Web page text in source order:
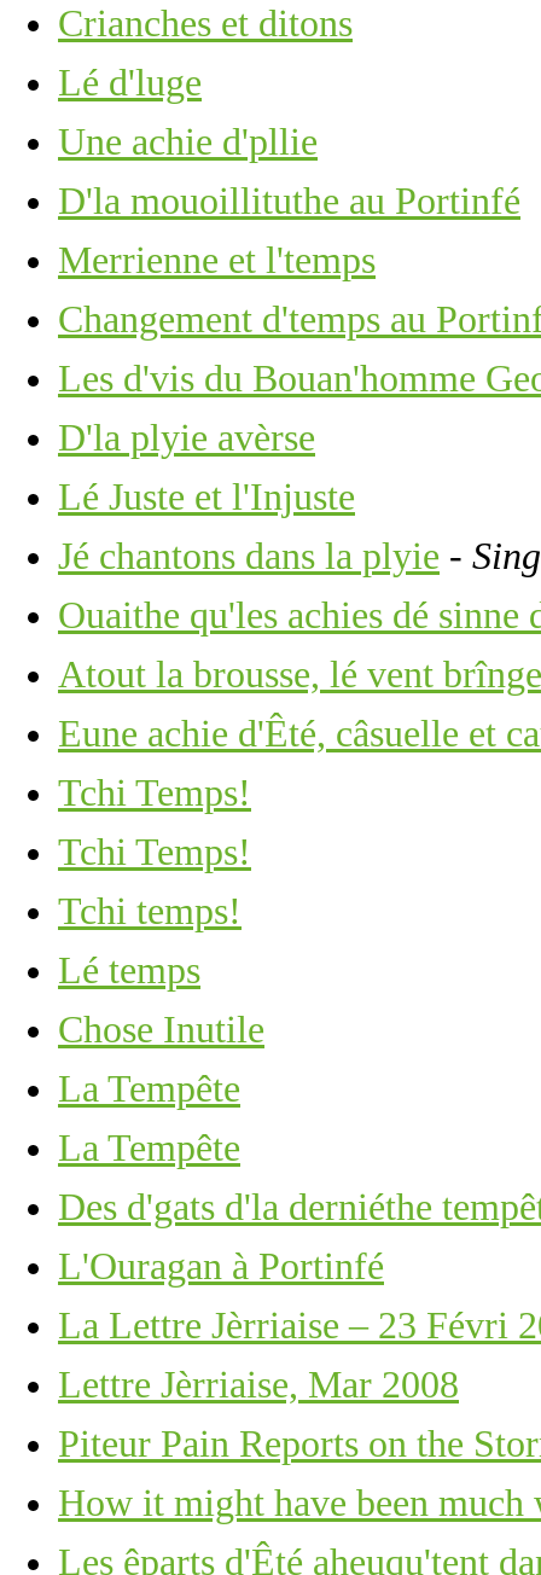
Crianches et ditons
Lé d'luge
Une achie d'pllie
D'la mouoillituthe au Portinfé
Merrienne et l'temps
Changement d'temps au
Les d'vis du Bouan'homme
D'la plyie avèrse
Lé Juste et l'Injuste
Jé chantons dans la plyie -
Ouaithe qu'les achies dé sinne
Atout la brousse, lé vent
Eune achie d'Êté, câsuelle et
Tchi Temps!
Tchi Temps!
Tchi temps!
Lé temps
Chose Inutile
La Tempête
La Tempête
Des d'gats d'la derniéthe
L'Ouragan à Portinfé
La Lettre Jèrriaise – 23 Févri
Lettre Jèrriaise, Mar 2008
Piteur Pain Reports on the
How it might have been much
Les êparts d'Êté aheuqu'tent